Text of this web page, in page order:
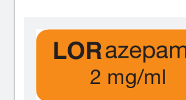
Opiate/Opioide (hellblau)
Opioid-Antagonisten (hellblau schraffiert)
Lokalanästhetika (grau)